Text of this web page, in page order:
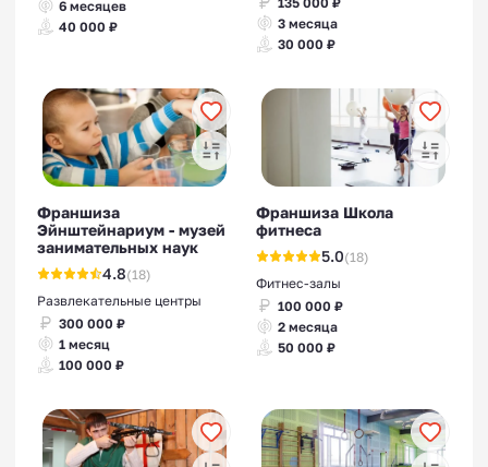
6 месяцев
40 000 ₽
3 месяца
30 000 ₽
Франшиза
Эйнштейнариум - музей
занимательных наук
4.8(18)
Развлекательные центры
300 000 ₽
1 месяц
100 000 ₽
Франшиза Школа
фитнеса
5.0(18)
Фитнес-залы
100 000 ₽
2 месяца
50 000 ₽